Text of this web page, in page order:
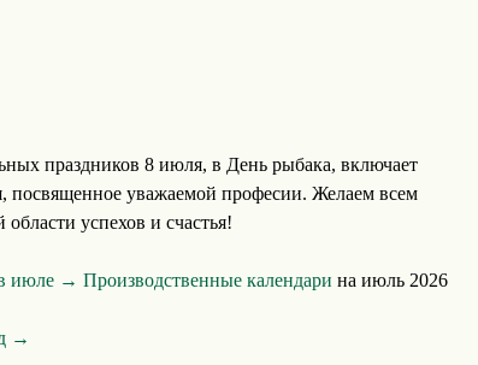
праздников 8 июля, в День рыбака, включает
посвященное уважаемой професии. Желаем всем
успехов и счастья!
в июле → Производственные календари на июль 2026
→